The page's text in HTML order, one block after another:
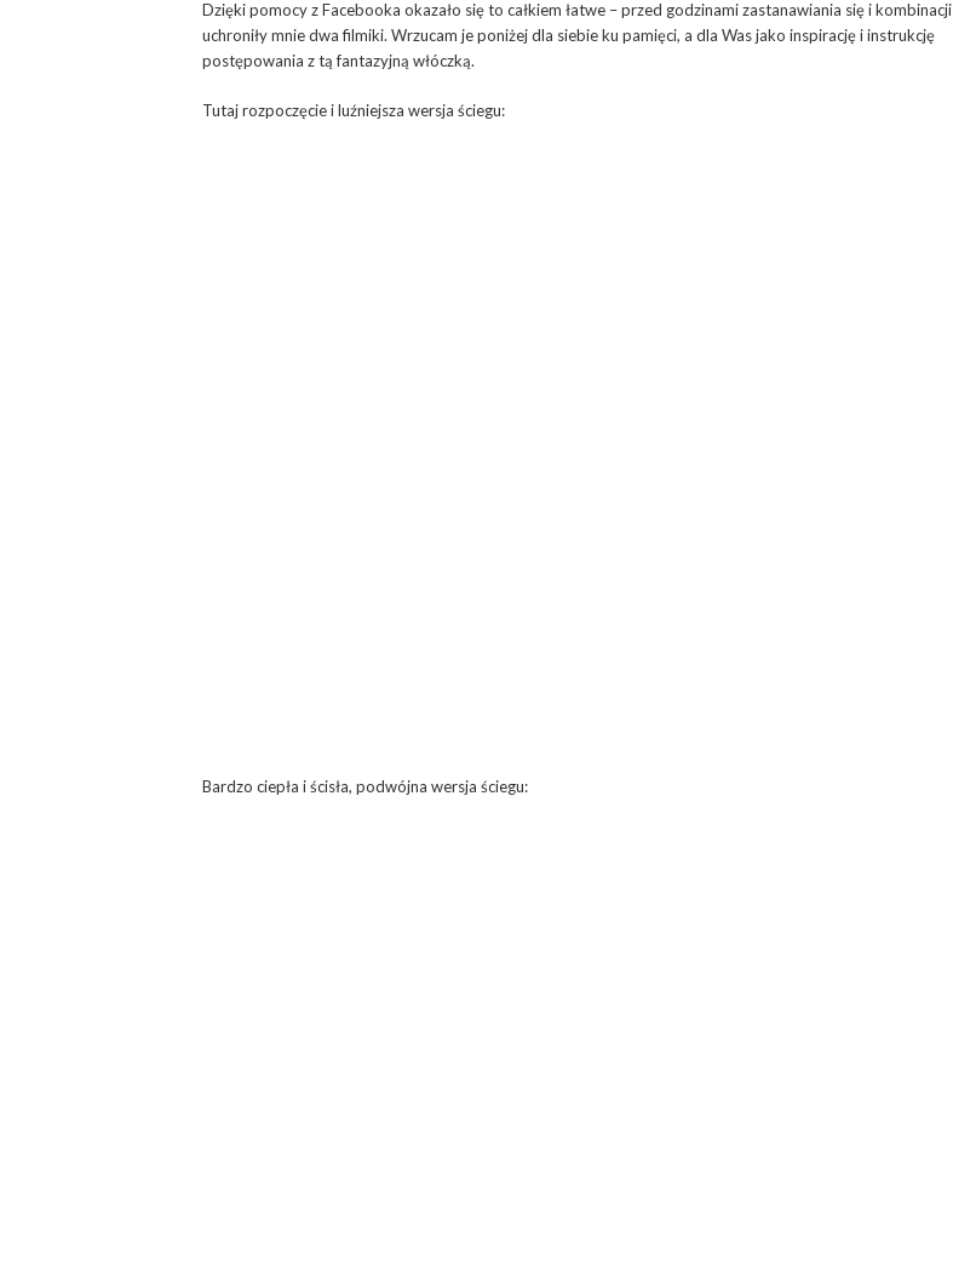
Dzięki pomocy z Facebooka okazało się to całkiem łatwe – przed godzinami zastanawiania się i kombinacji
uchroniły mnie dwa filmiki. Wrzucam je poniżej dla siebie ku pamięci, a dla Was jako inspirację i instrukcję
postępowania z tą fantazyjną włóczką.
Tutaj rozpoczęcie i luźniejsza wersja ściegu:
Bardzo ciepła i ścisła, podwójna wersja ściegu: